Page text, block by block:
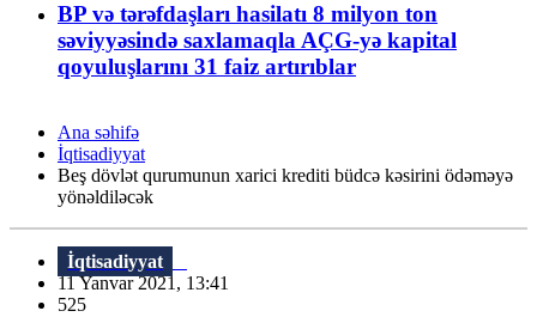
BP və tərəfdaşları hasilatı 8 milyon ton
səviyyəsində saxlamaqla AÇG-yə kapital
qoyuluşlarını 31 faiz artırıblar
Ana səhifə
İqtisadiyyat
Beş dövlət qurumunun xarici krediti büdcə kəsirini ödəməyə
yönəldiləcək
İqtisadiyyat
11 Yanvar 2021, 13:41
525